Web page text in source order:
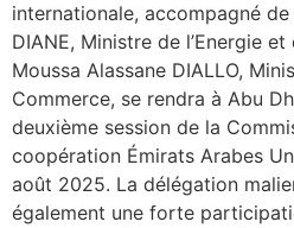
internationale, accompagné
DIANE, Ministre de l’Energie
Moussa Alassane DIALLO,
Commerce, se rendra à Abu
deuxième session de la
coopération Émirats Arabes
août 2025. La délégation
également une forte